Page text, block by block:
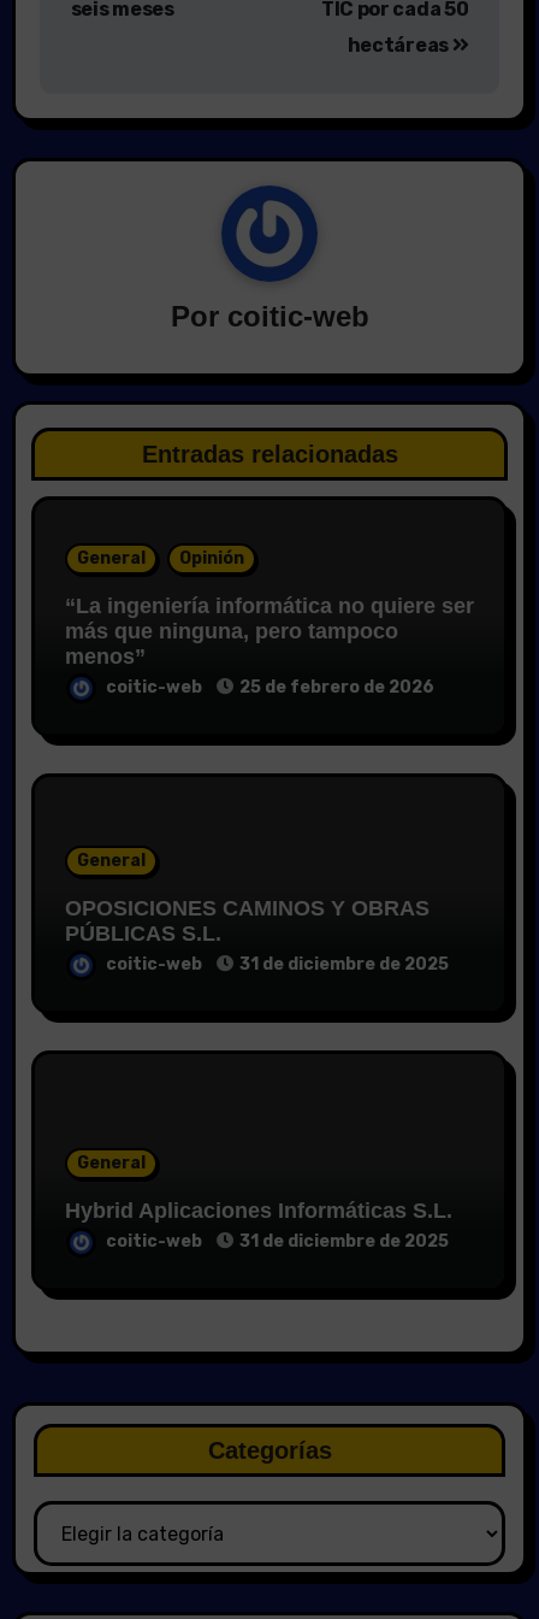
seis meses
TIC por cada 50
hectáreas
Por coitic-web
Entradas relacionadas
General Opinión
“La ingeniería informática no quiere ser
más que ninguna, pero tampoco
menos”
coitic-web 25 de febrero de 2026
General
OPOSICIONES CAMINOS Y OBRAS
PÚBLICAS S.L.
coitic-web 31 de diciembre de 2025
General
Hybrid Aplicaciones Informáticas S.L.
coitic-web 31 de diciembre de 2025
Categorías
Categorías